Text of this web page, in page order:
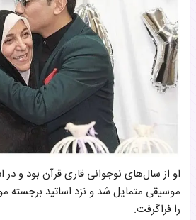
او از سال‌های نوجوانی قاری قرآن بود و
موسیقی متمایل شد و نزد اساتید برجسته
را فراگرفت.